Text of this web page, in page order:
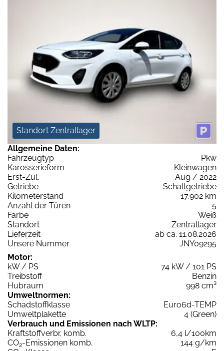
Standort Zentrallager
Allgemeine Daten:
Fahrzeugtyp
Pkw
Karosserieform
Kleinwagen
Erst-Zul.
Aug / 2022
Getriebe
Schaltgetriebe
Kilometerstand
17.902 km
Anzahl der Türen
5
Farbe
Weiß
Standort
Zentrallager
Lieferzeit
ab ca. 11.08.2026
Unsere Nummer
JNY09295
Motor:
kW / PS
74 kW / 101 PS
Treibstoff
Benzin
Hubraum
998 cm³
Umweltnormen:
Schadstoffklasse
Euro6d-TEMP
Umweltplakette
4 (Green)
Verbrauch und Emissionen nach WLTP:
Kraftstoffverbr. komb.
6,4 l/100km
CO2-Emissionen komb.
144 g/km